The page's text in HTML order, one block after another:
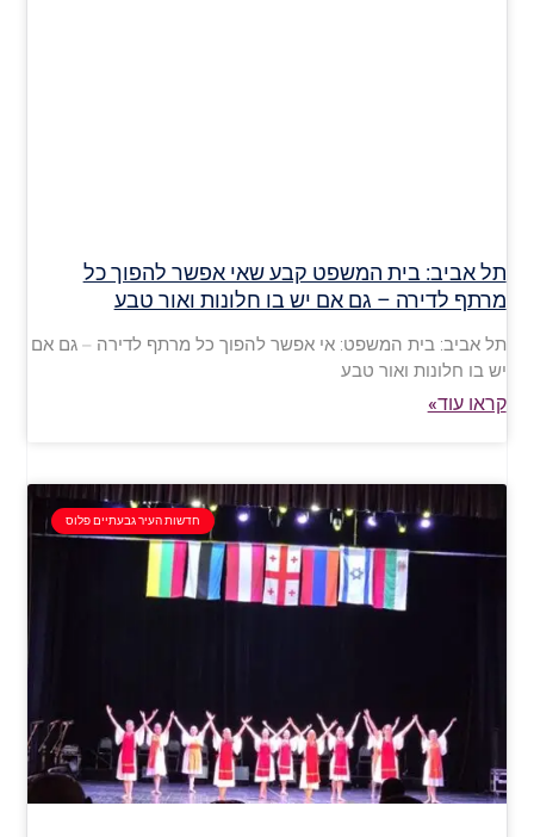
תל אביב: בית המשפט קבע שאי אפשר להפוך כל
מרתף לדירה – גם אם יש בו חלונות ואור טבע
תל אביב: בית המשפט: אי אפשר להפוך כל מרתף לדירה – גם אם
יש בו חלונות ואור טבע
קראו עוד»
חדשות העיר גבעתיים פלוס